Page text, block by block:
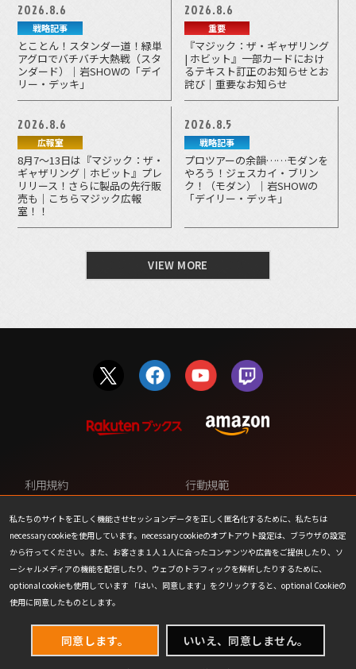
2026.8.6
戦略記事
とことん！スタンダー道！緑単
アグロでバチバチ大熱戦（スタ
ンダード）｜岩SHOWの「デイ
リー・デッキ」
2026.8.6
重要
『マジック：ザ・ギャザリング
| ホビット』一部カードにおけ
るテキスト訂正のお知らせとお
詫び｜重要なお知らせ
2026.8.6
広報室
8月7～13日は『マジック：ザ・
ギャザリング｜ホビット』プレ
リリース！さらに製品の先行販
売も｜こちらマジック広報
室！！
2026.8.5
戦略記事
プロツアーの余韻……モダンを
やろう！ジェスカイ・ブリン
ク！（モダン）｜岩SHOWの
「デイリー・デッキ」
VIEW MORE
私たちのサイトを正しく機能させセッションデータを正しく匿名化するために、私たちは
necessary cookieを使用しています。necessary cookieのオプトアウト設定は、ブラウザの設定
から行ってください。また、お客さま１人１人に合ったコンテンツや広告をご提供したり、ソ
ーシャルメディアの機能を配信したり、ウェブのトラフィックを解析したりするために、
optional cookieも使用しています 「はい、同意します」をクリックすると、optional Cookieの
使用に同意したものとします。
同意します。 いいえ、同意しません。
利用規約
行動規範
プライバシーポリシー
カスタマーサポート
ファンコンテンツ・ポリシー
個人情報の販売や共有を許可し
ない
COOKIE
プレスリリース
会社情報
お問い合わせ